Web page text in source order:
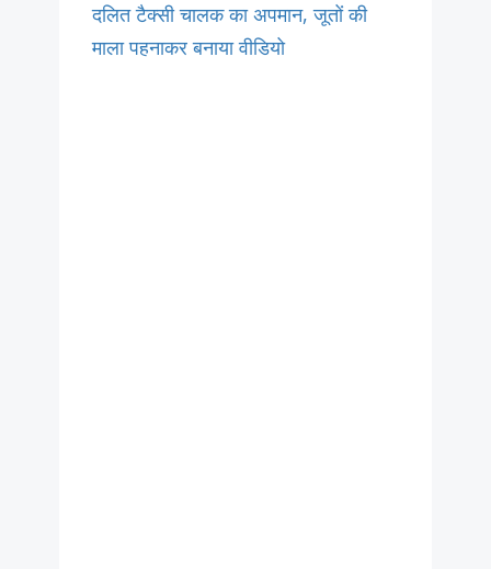
दलित टैक्सी चालक का अपमान, जूतों की
माला पहनाकर बनाया वीडियो